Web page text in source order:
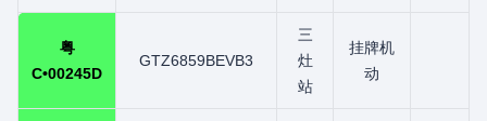
粤
C•00245D
GTZ6859BEVB3
三
灶
站
挂牌机
动